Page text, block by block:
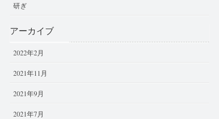
研ぎ
アーカイブ
2022年2月
2021年11月
2021年9月
2021年7月